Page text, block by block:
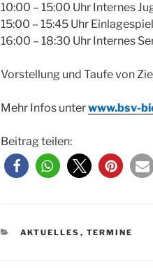
10:00 – 15:00 Uhr Internes
15:00 – 15:45 Uhr
16:00 – 18:30 Uhr Internes
Vorstellung und Taufe von
Mehr Infos unterwww.bsv-
Beitrag teilen:
KATEGORIEN
AKTUELLES , TERMINE